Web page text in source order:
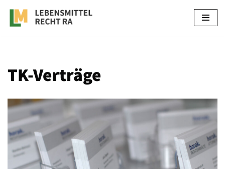
Zum
TK-Verträge